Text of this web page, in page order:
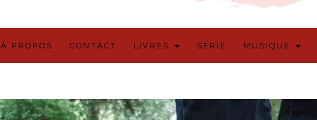
À PROPOS CONTACT LIVRES SÉRIE MUSIQUE